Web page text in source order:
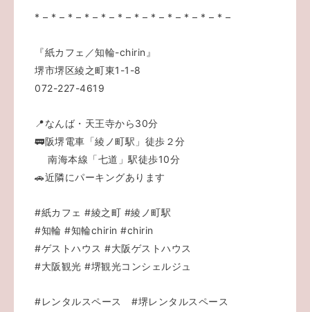
* – * – * – * – * – * – * – * – * – * – * – * –
『紙カフェ／知輪-chirin』
堺市堺区綾之町東1-1-8
072-227-4619
📍なんば・天王寺から30分
🚃阪堺電車「綾ノ町駅」徒歩２分
南海本線「七道」駅徒歩10分
🚗近隣にパーキングあります
#紙カフェ #綾之町 #綾ノ町駅
#知輪 #知輪chirin #chirin
#ゲストハウス #大阪ゲストハウス
#大阪観光 #堺観光コンシェルジュ
#レンタルスペース
#堺レンタルスペース